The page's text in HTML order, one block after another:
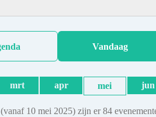
Vandaag
mrt apr mei jun
10 mei 2025) zijn er 84